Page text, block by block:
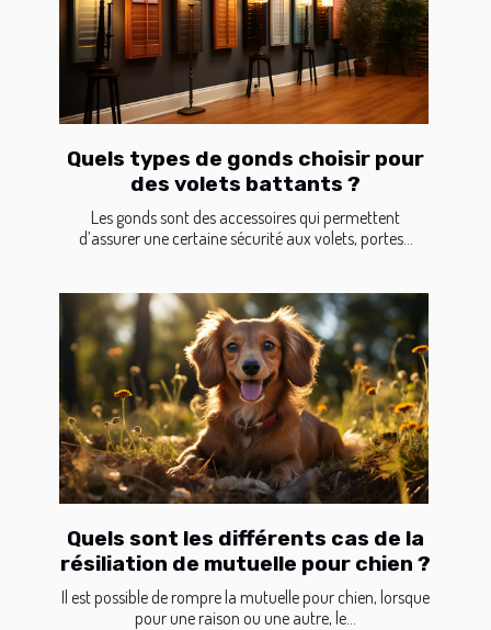
Quels types de gonds choisir pour
des volets battants ?
Les gonds sont des accessoires qui permettent
d’assurer une certaine sécurité aux volets, portes...
Quels sont les différents cas de la
résiliation de mutuelle pour chien ?
Il est possible de rompre la mutuelle pour chien, lorsque
pour une raison ou une autre, le...